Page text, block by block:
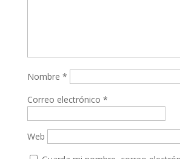
Nombre *
Correo electrónico *
Web